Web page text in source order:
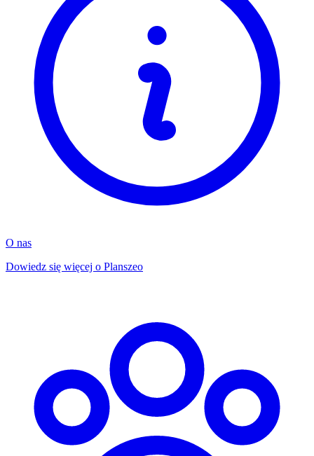
O nas
Dowiedz się więcej o Planszeo